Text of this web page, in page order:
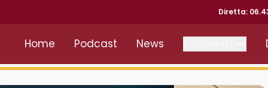
Diretta:
Home Podcast News